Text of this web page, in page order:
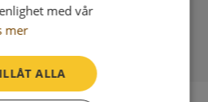
med vår
mer
ALLA